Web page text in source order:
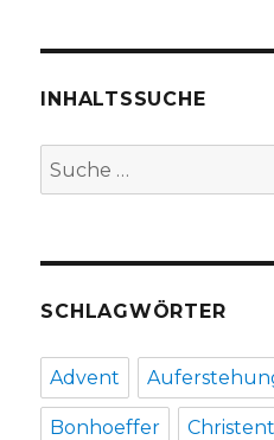
INHALTSSUCHE
Suche
nach:
SCHLAGWÖRTER
Advent
Bonhoeffer